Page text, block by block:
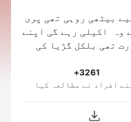
بیٹھی روہی تھی پری
وہ اکیلی رہے گی اپنے
تھی بلکل گڑیا کی
3261+
افراد نے مطالعہ کیا